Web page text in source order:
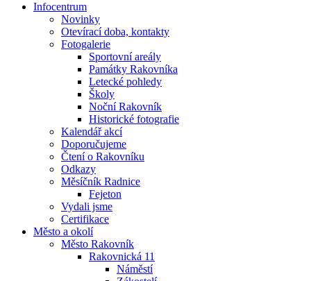
Infocentrum
Novinky
Otevírací doba, kontakty
Fotogalerie
Sportovní areály
Památky Rakovníka
Letecké pohledy
Školy
Noční Rakovník
Historické fotografie
Kalendář akcí
Doporučujeme
Čtení o Rakovníku
Odkazy
Měsíčník Radnice
Fejeton
Vydali jsme
Certifikace
Město a okolí
Město Rakovník
Rakovnická 11
Náměstí